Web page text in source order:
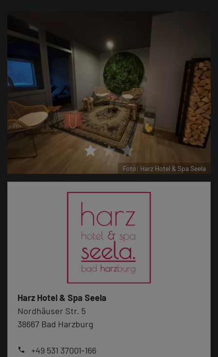
starstarstar
Foto: Harz Hotel & Spa
Harz Hotel & Spa Seela
Nordhäuser Str. 5
38667 Bad Harzburg
phone +49 531 37001-166